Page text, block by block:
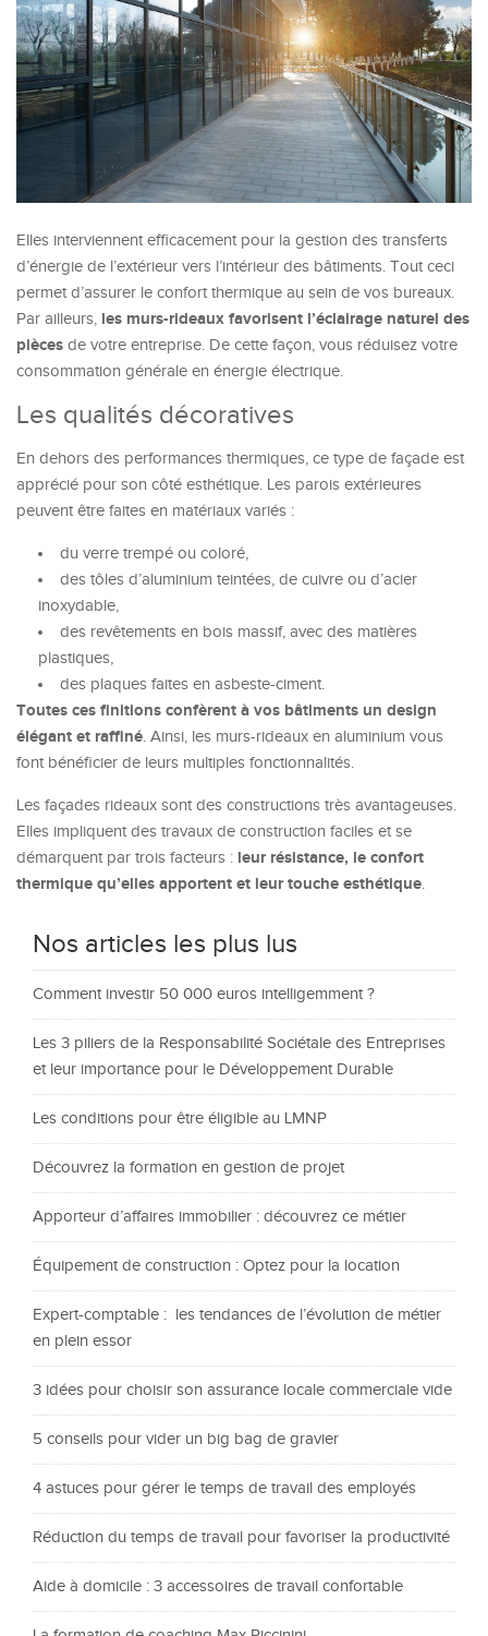
Elles interviennent efficacement pour la gestion des transferts
d’énergie de l’extérieur vers l’intérieur des bâtiments. Tout ceci
permet d’assurer le confort thermique au sein de vos bureaux.
Par ailleurs, les murs-rideaux favorisent l’éclairage naturel des
pièces de votre entreprise. De cette façon, vous réduisez votre
consommation générale en énergie électrique.
Les qualités décoratives
En dehors des performances thermiques, ce type de façade est
apprécié pour son côté esthétique. Les parois extérieures
peuvent être faites en matériaux variés :
du verre trempé ou coloré,
des tôles d’aluminium teintées, de cuivre ou d’acier
inoxydable,
des revêtements en bois massif, avec des matières
plastiques,
des plaques faites en asbeste-ciment.
Toutes ces finitions confèrent à vos bâtiments un design
élégant et raffiné. Ainsi, les murs-rideaux en aluminium vous
font bénéficier de leurs multiples fonctionnalités.
Les façades rideaux sont des constructions très avantageuses.
Elles impliquent des travaux de construction faciles et se
démarquent par trois facteurs : leur résistance, le confort
thermique qu’elles apportent et leur touche esthétique.
Nos articles les plus lus
Comment investir 50 000 euros intelligemment ?
Les 3 piliers de la Responsabilité Sociétale des Entreprises
et leur importance pour le Développement Durable
Les conditions pour être éligible au LMNP
Découvrez la formation en gestion de projet
Apporteur d’affaires immobilier : découvrez ce métier
Équipement de construction : Optez pour la location
Expert-comptable : les tendances de l’évolution de métier
en plein essor
3 idées pour choisir son assurance locale commerciale vide
5 conseils pour vider un big bag de gravier
4 astuces pour gérer le temps de travail des employés
Réduction du temps de travail pour favoriser la productivité
Aide à domicile : 3 accessoires de travail confortable